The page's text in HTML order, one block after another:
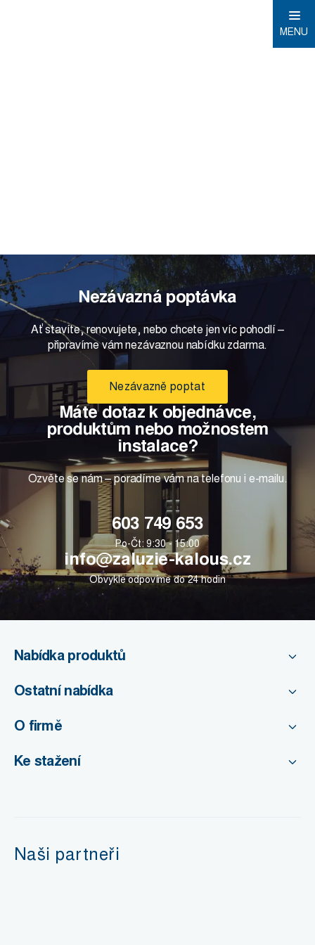
MENU
Nezávazná poptávka
Ať stavíte, renovujete, nebo chcete jen víc pohodlí –
připravíme vám nezávaznou nabídku zdarma.
Nezávazně poptat
Máte dotaz k objednávce,
produktům nebo možnostem
instalace?
Ozvěte se nám – poradíme vám na telefonu i e-mailu.
603 749 653
Po-Čt: 9:30 - 15:00
info@zaluzie-kalous.cz
Obvykle odpovíme do 24 hodin
Nabídka produktů
Ostatní nabídka
O firmě
Ke stažení
Naši partneři